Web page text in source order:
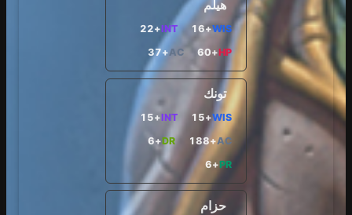
هيلم
WIS
+16
INT
+22
HP
+60
AC
+37
تونك
WIS
+15
INT
+15
AC
+188
DR
+6
PR
+6
حزام